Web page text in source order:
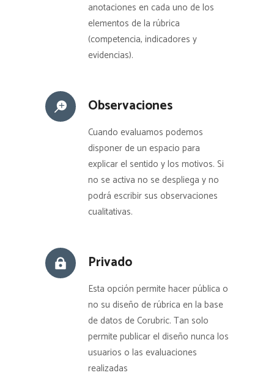
anotaciones en cada uno de los
elementos de la rúbrica
(competencia, indicadores y
evidencias).
Observaciones
Cuando evaluamos podemos
disponer de un espacio para
explicar el sentido y los motivos. Si
no se activa no se despliega y no
podrá escribir sus observaciones
cualitativas.
Privado
Esta opción permite hacer pública o
no su diseño de rúbrica en la base
de datos de Corubric. Tan solo
permite publicar el diseño nunca los
usuarios o las evaluaciones
realizadas